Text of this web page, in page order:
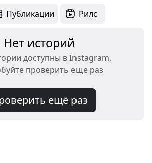
Публикации Рилс
Нет историй
доступны в Instagram,
проверить еще раз
ещё раз